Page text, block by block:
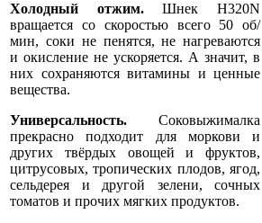
Холодный отжим.Шнек H320N
вращается со скоростью всего 50 об/
мин, соки не пенятся, не нагреваются
и окисление не ускоряется. А значит, в
них сохраняются витамины и ценные
вещества.
Универсальность. Соковыжималка
прекрасно подходит для моркови и
других твёрдых овощей и фруктов,
цитрусовых, тропических плодов, ягод,
сельдерея и другой зелени, сочных
томатов и прочих мягких продуктов.